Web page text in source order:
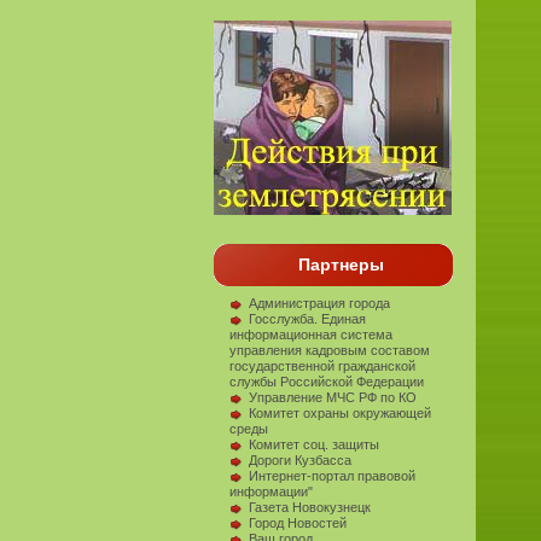
Партнеры
Администрация города
Госслужба. Единая
информационная система
управления кадровым составом
государственной гражданской
службы Российской Федерации
Управление МЧС РФ по КО
Комитет охраны окружающей
среды
Комитет соц. защиты
Дороги Кузбасса
Интернет-портал правовой
информации"
Газета Новокузнецк
Город Новостей